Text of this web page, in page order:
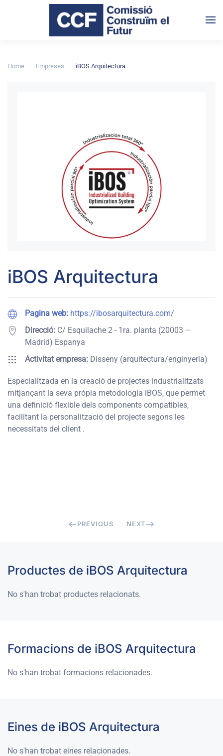
Skip to main content
Home Empreses iBOS Arquitectura
iBOS Arquitectura
Pagina web: https://ibosarquitectura.com/
Direcció: C/ Esquilache 2 - 1ra. planta (20003 –
Madrid) Espanya
Activitat empresa: Disseny (arquitectura/enginyeria)
Especialitzada en la creació de projectes industrialitzats
mitjançant la seva pròpia metodologia iBOS, que permet
una definició flexible dels components compatibles,
facilitant la personalització del projecte segons les
necessitats del client .
PREVIOUS NEXT
Productes de iBOS Arquitectura
No s'han trobat productes relacionats.
Formacions de iBOS Arquitectura
No s'han trobat formacions relacionades.
Eines de iBOS Arquitectura
No s'han trobat eines relacionades.